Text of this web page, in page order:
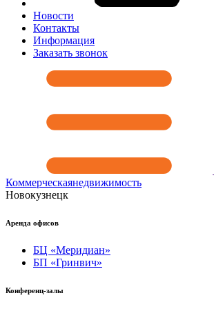
Новости
Контакты
Информация
Заказать звонок
Коммерческаянедвижимость
Новокузнецк
Аренда офисов
БЦ «Меридиан»
БП «Гринвич»
Конференц-залы